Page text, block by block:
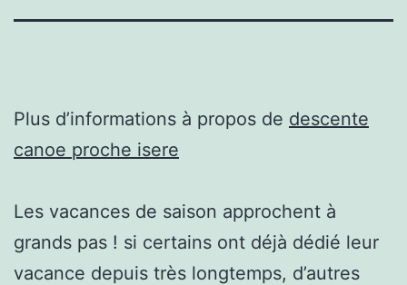
Plus d’informations à propos de descente
canoe proche isere
Les vacances de saison approchent à
grands pas ! si certains ont déjà dédié leur
vacance depuis très longtemps, d’autres